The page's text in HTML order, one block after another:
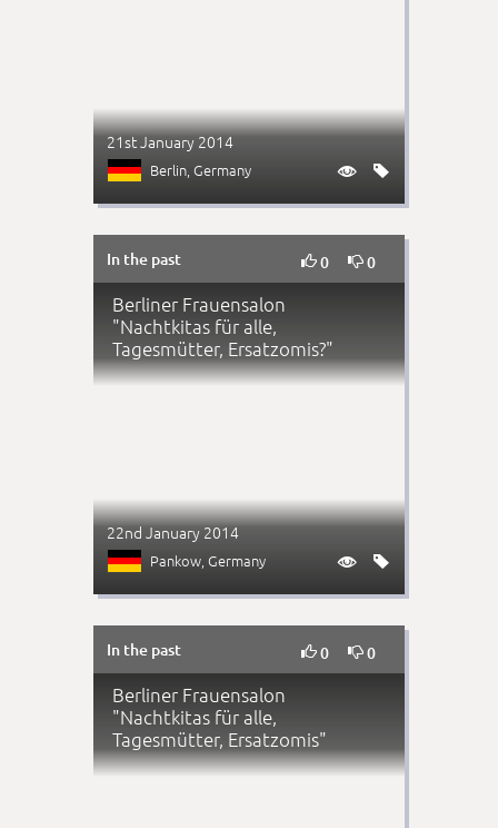
21st January 2014
Berlin, Germany  
In the past 0 0
Berliner Frauensalon
"Nachtkitas für alle,
Tagesmütter, Ersatzomis?"
22nd January 2014
Pankow, Germany  
In the past 0 0
Berliner Frauensalon
"Nachtkitas für alle,
Tagesmütter, Ersatzomis"